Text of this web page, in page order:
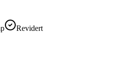
Revidert